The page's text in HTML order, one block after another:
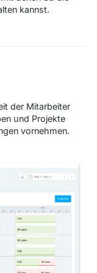
kannst.
der Mitarbeiter
und Projekte
vornehmen.